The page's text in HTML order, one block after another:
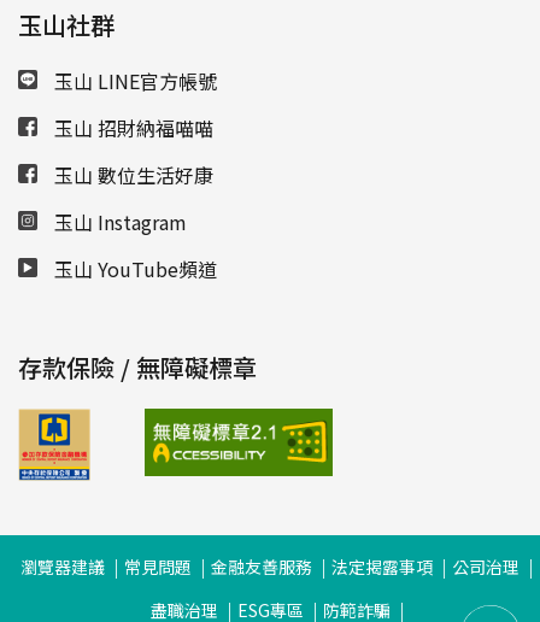
玉山社群
玉山 LINE官方帳號
玉山 招財納福喵喵
玉山 數位生活好康
玉山 Instagram
玉山 YouTube頻道
存款保險 / 無障礙標章
瀏覽器建議 常見問題 金融友善服務 法定揭露事項
公司治理
盡職治理
ESG專區 防範詐騙